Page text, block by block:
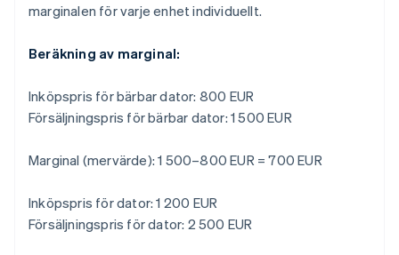
marginalen för varje enhet individuellt.
Beräkning av marginal:
Inköpspris för bärbar dator: 800 EUR
Försäljningspris för bärbar dator: 1 500 EUR
Marginal (mervärde): 1 500–800 EUR = 700 EUR
Inköpspris för dator: 1 200 EUR
Försäljningspris för dator: 2 500 EUR